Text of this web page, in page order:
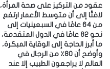
عقود من التركيز على صحة المرأة،
لافتًا إلى أن متوسط الأعمار ارتفع
من 64 عامًا في السبعينيات إلى
نحو 82 عامًا في الدول المتقدمة،
ما أبرز الحاجة إلى الوقاية المبكرة،
وأوضح أن 80٪ من الرجال في
العالم لا يراجعون الطبيب إلا عند